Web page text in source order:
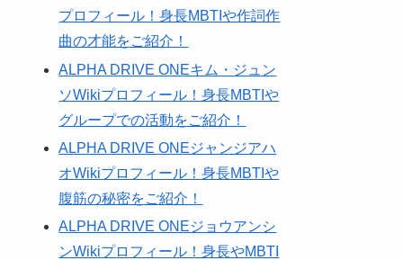
プロフィール！身長MBTIや作詞作
曲の才能をご紹介！
ALPHA DRIVE ONEキム・ジュン
ソWikiプロフィール！身長MBTIや
グループでの活動をご紹介！
ALPHA DRIVE ONEジャンジアハ
オWikiプロフィール！身長MBTIや
腹筋の秘密をご紹介！
ALPHA DRIVE ONEジョウアンシ
ンWikiプロフィール！身長やMBTI